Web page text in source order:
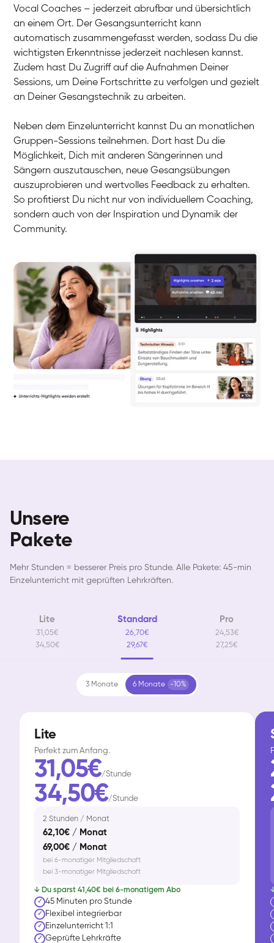
Vocal Coaches – jederzeit abrufbar und übersichtlich
an einem Ort. Der Gesangsunterricht kann
automatisch zusammengefasst werden, sodass Du die
wichtigsten Erkenntnisse jederzeit nachlesen kannst.
Zudem hast Du Zugriff auf die Aufnahmen Deiner
Sessions, um Deine Fortschritte zu verfolgen und gezielt
an Deiner Gesangstechnik zu arbeiten.
Neben dem Einzelunterricht kannst Du an monatlichen
Gruppen-Sessions teilnehmen. Dort hast Du die
Möglichkeit, Dich mit anderen Sängerinnen und
Sängern auszutauschen, neue Gesangsübungen
auszuprobieren und wertvolles Feedback zu erhalten.
So profitierst Du nicht nur von individuellem Coaching,
sondern auch von der Inspiration und Dynamik der
Community.
Unsere
Pakete
Mehr Stunden = besserer Preis pro Stunde. Alle Pakete: 45-min
Einzelunterricht mit geprüften Lehrkräften.
Lite
31,05€
34,50€
Standard
26,70€
29,67€
Pro
24,53€
27,25€
3 Monate 6 Monate -10%
Lite
Perfekt zum Anfang.
31,05€/Stunde
34,50€/Stunde
2 Stunden / Monat
62,10€ / Monat
69,00€ / Monat
bei 6-monatiger Mitgliedschaft
bei 3-monatiger Mitgliedschaft
↓ Du sparst 41,40€ bei 6-monatigem Abo
✓ 45 Minuten pro Stunde
✓ Flexibel integrierbar
✓ Einzelunterricht 1:1
✓ Geprüfte Lehrkräfte